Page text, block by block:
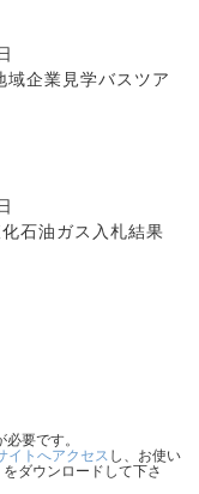
域企業見学バスツア
石油ガス入札結果
要です。
イトへアクセス し、お使い
ダウンロードして下さ